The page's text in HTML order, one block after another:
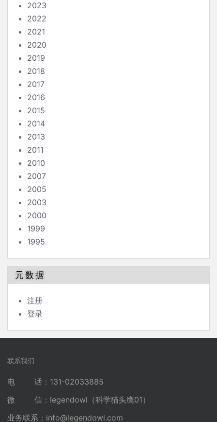
2023
2022
2021
2020
2019
2018
2017
2016
2015
2014
2013
2011
2010
2007
2005
2003
2000
1999
1995
元数据
注册
登录
联系我们
电 话：131-02033885
微 信：legendowl（科学猫头鹰01）
业务联系： info@legendowl.com